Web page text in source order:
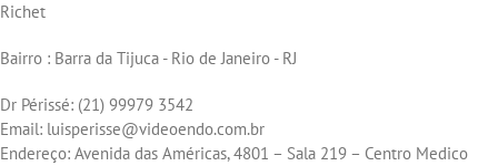
Richet
Bairro : Barra da Tijuca - Rio de Janeiro - RJ
Dr Périssé: (21) 99979 3542
Email: luisperisse@videoendo.com.br
Endereço: Avenida das Américas, 4801 – Sala 219 – Centro Medico